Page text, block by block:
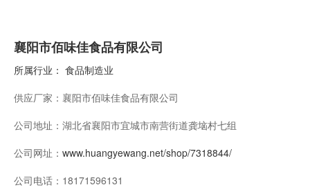
襄阳市佰味佳食品有限公司
所属行业： 食品制造业
供应厂家： 襄阳市佰味佳食品有限公司
公司地址： 湖北省襄阳市宜城市南营街道龚垴村七组
公司网址： www.huangyewang.net/shop/7318844/
公司电话： 18171596131